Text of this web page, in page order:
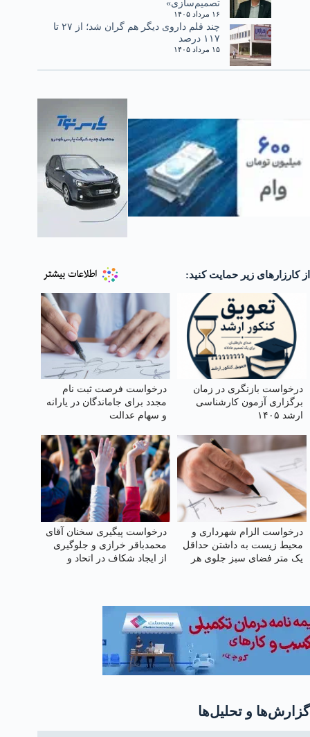
تصمیم‌سازی»
۱۶ مرداد ۱۴۰۵
چند قلم داروی دیگر هم گران شد؛ از ۲۷ تا
۱۱۷ درصد
۱۵ مرداد ۱۴۰۵
از کارزارهای زیر حمایت کنید:
درخواست بازنگری در زمان
برگزاری آزمون کارشناسی
ارشد ۱۴۰۵
درخواست فرصت ثبت‌ نام
مجدد برای جاماندگان در یارانه
و سهام عدالت
درخواست الزام شهرداری و
محیط زیست به داشتن حداقل
یک متر فضای سبز جلوی هر
درخواست پیگیری سخنان آقای
محمدباقر خرازی و جلوگیری
از ایجاد شکاف در اتحاد و
گزارش‌ها و تحلیل‌ها